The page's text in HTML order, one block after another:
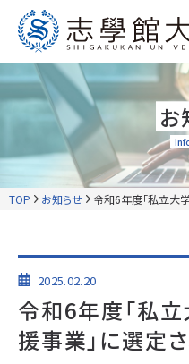
お
TOP お知らせ 令和6年度「私立大
2025.02.20
令和6年度「私
援事業」に選定